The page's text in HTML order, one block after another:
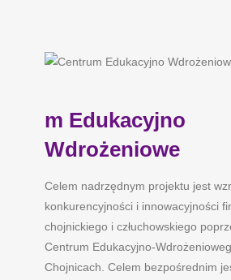
m Edukacyjno
Wdrożeniowe
Celem nadrzędnym projektu jest
konkurencyjności i innowacyjności
chojnickiego i człuchowskiego
Centrum Edukacyjno-
Chojnicach. Celem bezpośrednim